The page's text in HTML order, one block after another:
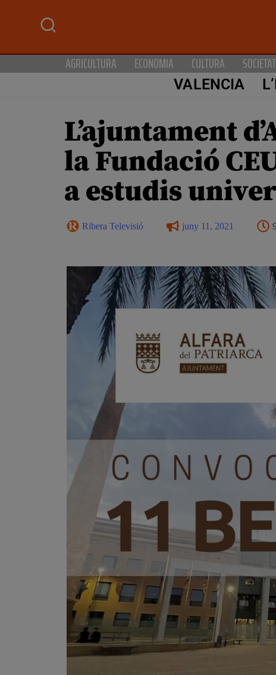
AGRICULTURA ECONOMIA CULTURA SOCIETAT
VALENCIA
L’ajuntament
la Fundació
a estudis
Ribera Televisió juny 11, 2021